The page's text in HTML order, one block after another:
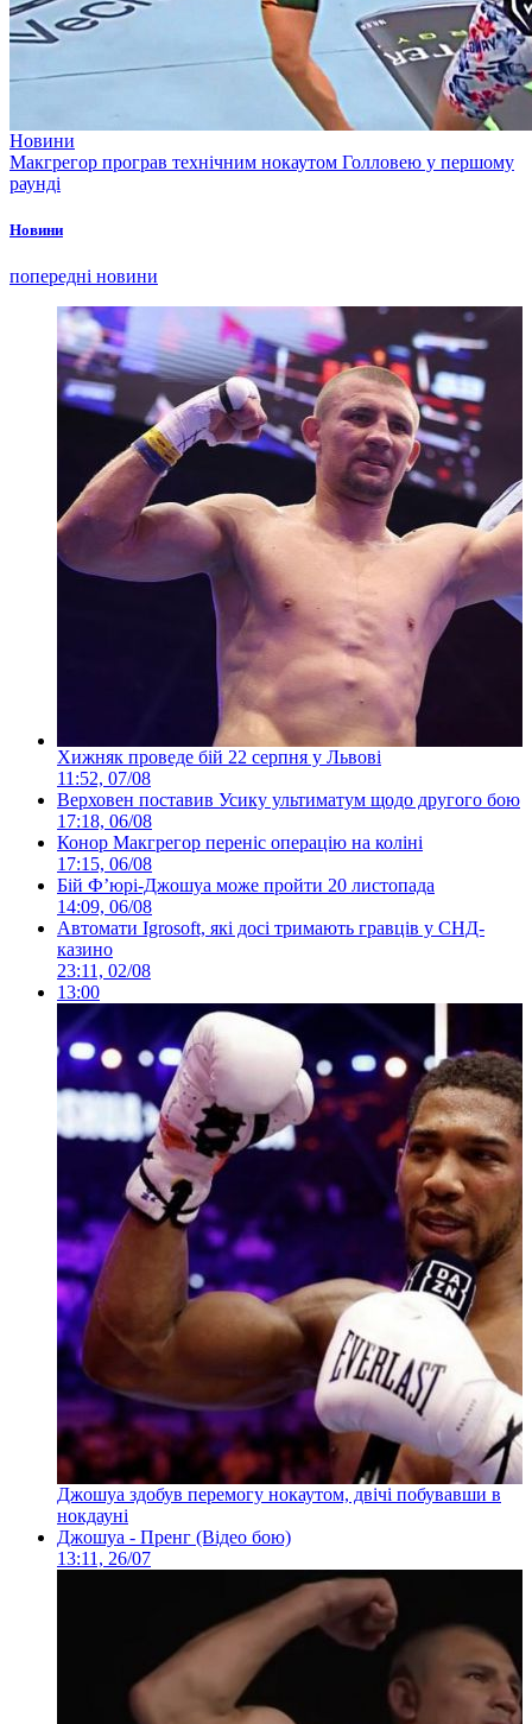
Новини
Макгрегор програв технічним нокаутом Голловею у першому
раунді
Новини
попередні новини
Хижняк проведе бій 22 серпня у Львові
11:52, 07/08
Верховен поставив Усику ультиматум щодо другого бою
17:18, 06/08
Конор Макгрегор переніс операцію на коліні
17:15, 06/08
Бій Ф’юрі-Джошуа може пройти 20 листопада
14:09, 06/08
Автомати Igrosoft, які досі тримають гравців у СНД-
казино
23:11, 02/08
13:00
Джошуа здобув перемогу нокаутом, двічі побувавши в
нокдауні
Джошуа - Пренг (Відео бою)
13:11, 26/07